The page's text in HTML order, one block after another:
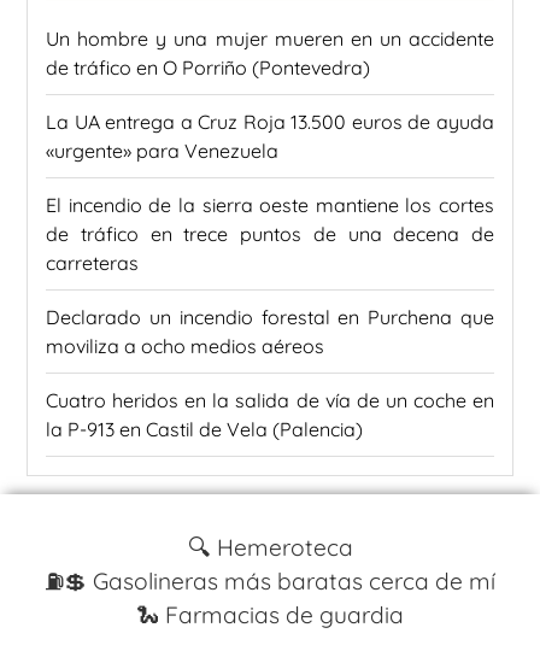
Un hombre y una mujer mueren en un accidente
de tráfico en O Porriño (Pontevedra)
La UA entrega a Cruz Roja 13.500 euros de ayuda
«urgente» para Venezuela
El incendio de la sierra oeste mantiene los cortes
de tráfico en trece puntos de una decena de
carreteras
Declarado un incendio forestal en Purchena que
moviliza a ocho medios aéreos
Cuatro heridos en la salida de vía de un coche en
la P-913 en Castil de Vela (Palencia)
🔍 Hemeroteca
⛽️💲 Gasolineras más baratas cerca de mí
🐍 Farmacias de guardia